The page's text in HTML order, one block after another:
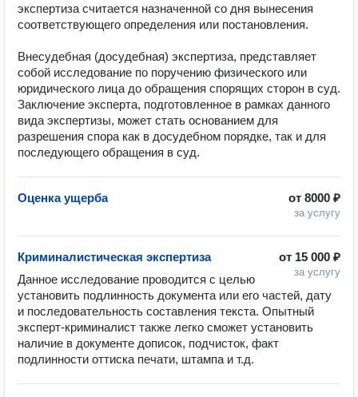
экспертиза считается назначенной со дня вынесения
соответствующего определения или постановления.
Внесудебная (досудебная) экспертиза, представляет
собой исследование по поручению физического или
юридического лица до обращения спорящих сторон в суд.
Заключение эксперта, подготовленное в рамках данного
вида экспертизы, может стать основанием для
разрешения спора как в досудебном порядке, так и для
последующего обращения в суд.
от 8000 ₽
за услугу
Оценка ущерба
от 15 000 ₽
за услугу
Криминалистическая экспертиза
Данное исследование проводится с целью
установить подлинность документа или его частей, дату
и последовательность составления текста. Опытный
эксперт-криминалист также легко сможет установить
наличие в документе дописок, подчисток, факт
подлинности оттиска печати, штампа и т.д.